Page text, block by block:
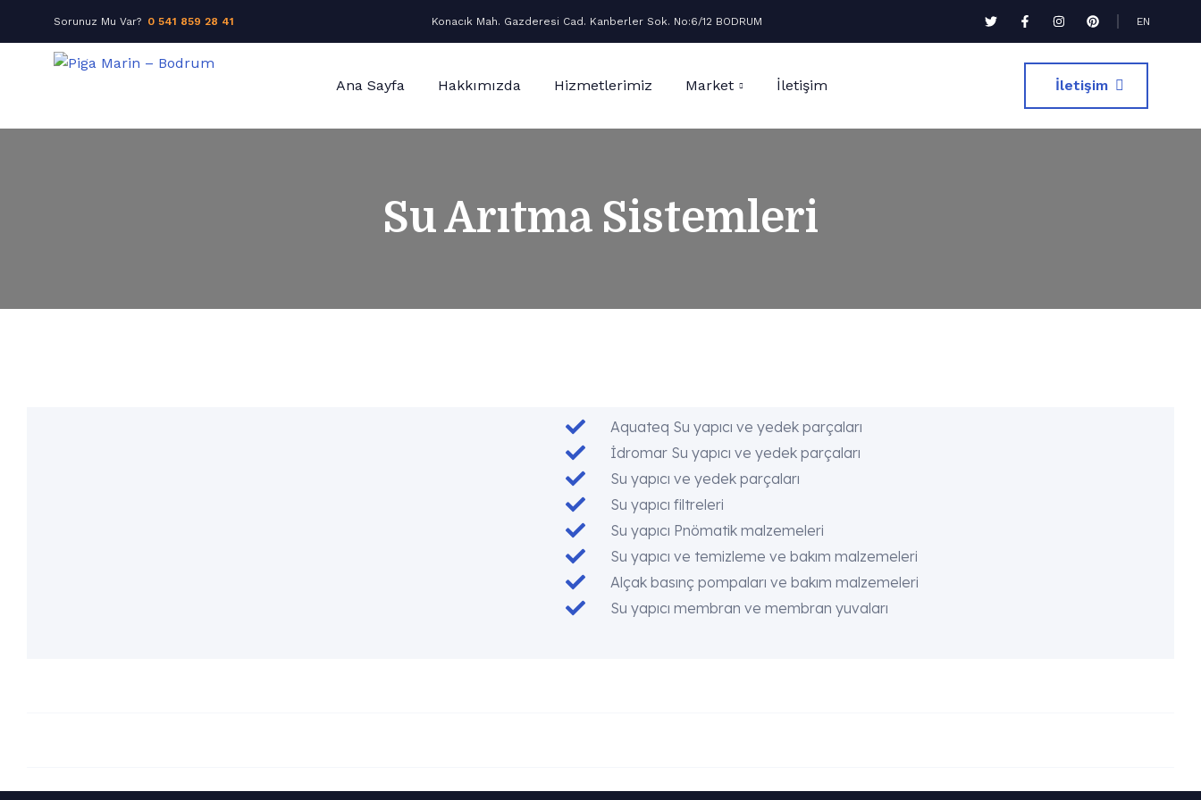
Sorunuz Mu Var? 0 541 859 28 41 Konacık Mah. Gazderesi Cad. Kanberler Sok. No:6/12 BODRUM EN
Ana Sayfa Hakkımızda Hizmetlerimiz Market İletişim İletişim
Su Arıtma Sistemleri
Aquateq Su yapıcı ve yedek parçaları
İdromar Su yapıcı ve yedek parçaları
Su yapıcı ve yedek parçaları
Su yapıcı filtreleri
Su yapıcı Pnömatik malzemeleri
Su yapıcı ve temizleme ve bakım malzemeleri
Alçak basınç pompaları ve bakım malzemeleri
Su yapıcı membran ve membran yuvaları